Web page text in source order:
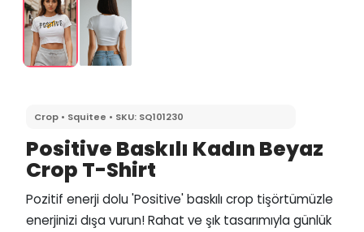
Crop • Squitee • SKU: SQ101230
Positive Baskılı Kadın Beyaz
Crop T-Shirt
Pozitif enerji dolu 'Positive' baskılı crop tişörtümüzle
enerjinizi dışa vurun! Rahat ve şık tasarımıyla günlük